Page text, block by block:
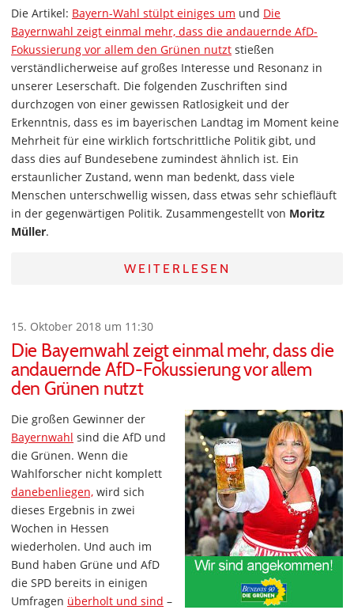
Die Artikel: Bayern-Wahl stülpt einiges um und Die
Bayernwahl zeigt einmal mehr, dass die andauernde AfD-
Fokussierung vor allem den Grünen nutzt stießen
verständlicherweise auf großes Interesse und Resonanz in
unserer Leserschaft. Die folgenden Zuschriften sind
durchzogen von einer gewissen Ratlosigkeit und der
Erkenntnis, dass es im bayerischen Landtag im Moment keine
Mehrheit für eine wirklich fortschrittliche Politik gibt, und
dass dies auf Bundesebene zumindest ähnlich ist. Ein
erstaunlicher Zustand, wenn man bedenkt, dass viele
Menschen unterschwellig wissen, dass etwas sehr schiefläuft
in der gegenwärtigen Politik. Zusammengestellt von Moritz
Müller.
WEITERLESEN
15. Oktober 2018 um 11:30
Die Bayernwahl zeigt einmal mehr, dass die
andauernde AfD-Fokussierung vor allem
den Grünen nutzt
Die großen Gewinner der
Bayernwahl sind die AfD und
die Grünen. Wenn die
Wahlforscher nicht komplett
danebenliegen, wird sich
dieses Ergebnis in zwei
Wochen in Hessen
wiederholen. Und auch im
Bund haben Grüne und AfD
die SPD bereits in einigen
Umfragen überholt und sind –